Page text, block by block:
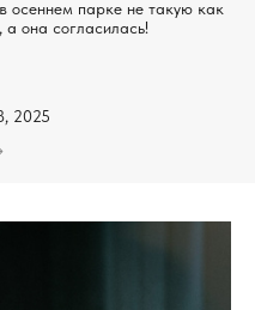
осеннем парке не такую как
а она согласилась!
2025